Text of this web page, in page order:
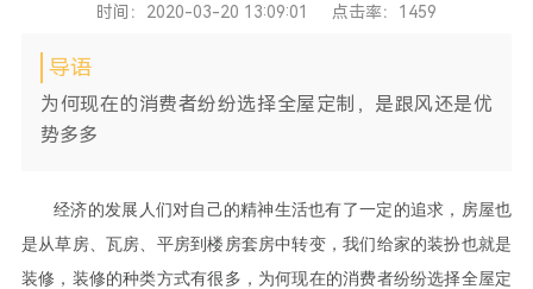
时间：2020-03-20 13:09:01 点击率：1459
导语
为何现在的消费者纷纷选择全屋定制，是跟风还是优
势多多
经济的发展人们对自己的精神生活也有了一定的追求，房屋也
是从草房、瓦房、平房到楼房套房中转变，我们给家的装扮也就是
装修，装修的种类方式有很多，为何现在的消费者纷纷选择全屋定